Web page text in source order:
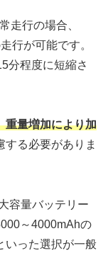
走行の場合、
行が可能です。
分程度に短縮さ
重量増加により加
する必要がありま
容量バッテリー
～4000mAhの
いった選択が一般